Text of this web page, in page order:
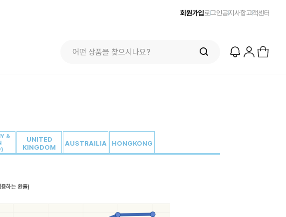
회원가입로그인공지사항고객센터
&
UNITED
KINGDOM
AUSTRAILIA HONGKONG
하는 환율)